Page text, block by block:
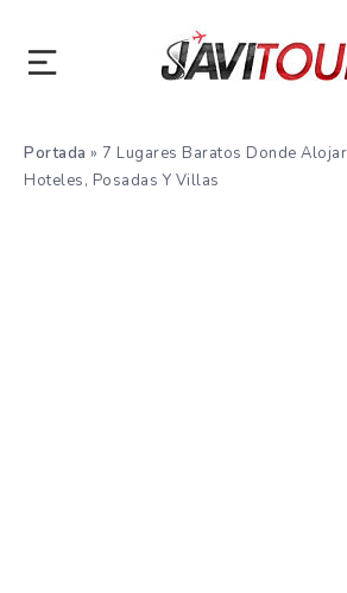
Portada » 7 Lugares Baratos Donde
Hoteles, Posadas Y Villas